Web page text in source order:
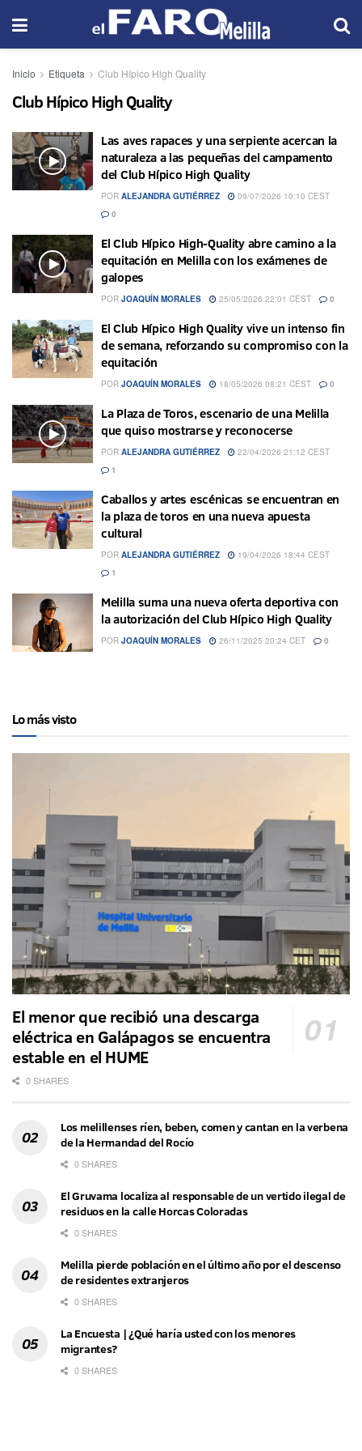
Inicio Etiqueta Club Hípico High Quality
Club Hípico High Quality
Las aves rapaces y una serpiente acercan la
naturaleza a las pequeñas del campamento
del Club Hípico High Quality
POR ALEJANDRA GUTIÉRREZ
09/07/2026 10:10 CEST
0
El Club Hípico High-Quality abre camino a la
equitación en Melilla con los exámenes de
galopes
POR JOAQUÍN MORALES 25/05/2026 22:01 CEST 0
El Club Hípico High Quality vive un intenso fin
de semana, reforzando su compromiso con la
equitación
POR JOAQUÍN MORALES 18/05/2026 08:21 CEST 0
La Plaza de Toros, escenario de una Melilla
que quiso mostrarse y reconocerse
POR ALEJANDRA GUTIÉRREZ
22/04/2026 21:12 CEST
1
Caballos y artes escénicas se encuentran en
la plaza de toros en una nueva apuesta
cultural
POR ALEJANDRA GUTIÉRREZ
19/04/2026 18:44 CEST
1
Melilla suma una nueva oferta deportiva con
la autorización del Club Hípico High Quality
POR JOAQUÍN MORALES 26/11/2025 20:24 CET 0
Lo más visto
El menor que recibió una descarga
eléctrica en Galápagos se encuentra
estable en el HUME
0 SHARES
Los melillenses ríen, beben, comen y cantan en la verbena
de la Hermandad del Rocío
0 SHARES
El Gruvama localiza al responsable de un vertido ilegal de
residuos en la calle Horcas Coloradas
0 SHARES
Melilla pierde población en el último año por el descenso
de residentes extranjeros
0 SHARES
La Encuesta | ¿Qué haría usted con los menores
migrantes?
0 SHARES